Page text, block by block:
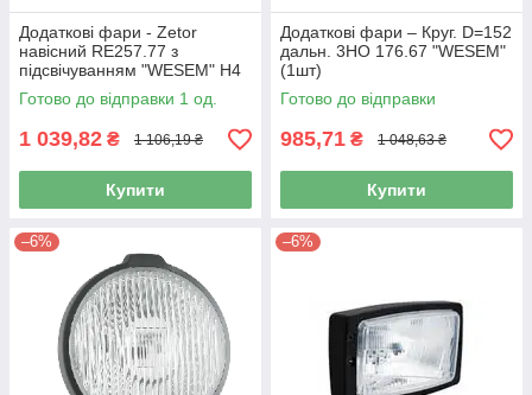
Додаткові фари - Zetor
навісний RE257.77 з
підсвічуванням "WESEM" H4
184 x 102 (1шт/уп.)
Готово до відправки 1 од.
1 039,82 ₴ 1 106,19 ₴
Купити
Додаткові фари – Круг. D=152
дальн. 3НО 176.67 "WESEM"
(1шт)
Готово до відправки
985,71 ₴ 1 048,63 ₴
Купити
–6% –6%